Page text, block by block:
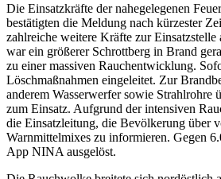
Die Einsatzkräfte der nahegelegenen
bestätigten die Meldung nach kürzester
zahlreiche weitere Kräfte zur
war ein größerer Schrottberg in Brand
zu einer massiven Rauchentwicklung.
Löschmaßnahmen eingeleitet. Zur
anderem Wasserwerfer sowie Strahlrohre
zum Einsatz. Aufgrund der intensiven
die Einsatzleitung, die Bevölkerung über
Warnmittelmixes zu informieren. Gegen
App NINA ausgelöst.